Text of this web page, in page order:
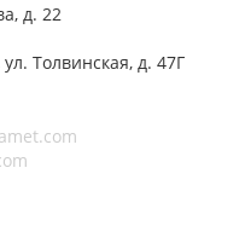
д. 22
Толвинская, д. 47Г